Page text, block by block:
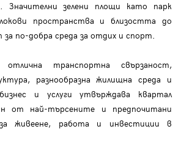
зелени площи като парк
пространства и близостта до
по-добра среда за отдих и спорт.
транспортна свързаност,
разнообразна жилищна среда и
и услуги утвърждава квартал
от най-търсените и предпочитани
живеене, работа и инвестиции в